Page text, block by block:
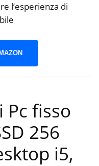
l’esperienza di
Pc fisso
256
i5,